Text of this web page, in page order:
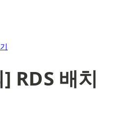
RDS 배치